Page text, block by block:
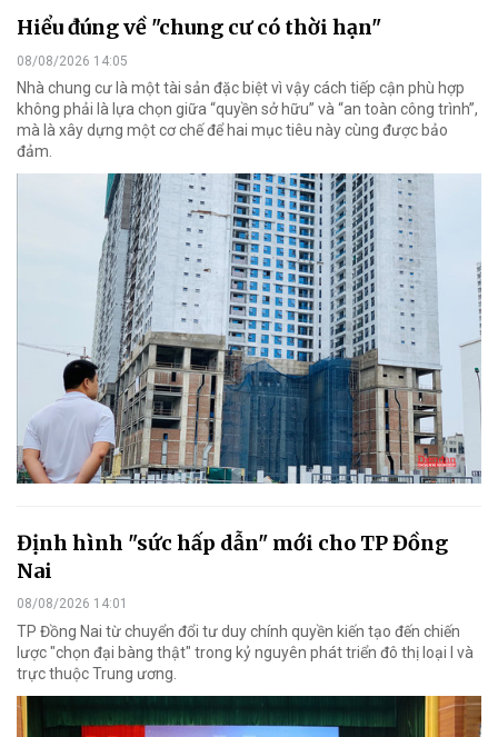
Hiểu đúng về "chung cư có thời hạn"
08/08/2026 14:05
Nhà chung cư là một tài sản đặc biệt vì vậy cách tiếp cận phù hợp
không phải là lựa chọn giữa “quyền sở hữu” và “an toàn công trình”,
mà là xây dựng một cơ chế để hai mục tiêu này cùng được bảo
đảm.
Định hình "sức hấp dẫn" mới cho TP Đồng
Nai
08/08/2026 14:01
TP Đồng Nai từ chuyển đổi tư duy chính quyền kiến tạo đến chiến
lược "chọn đại bàng thật" trong kỷ nguyên phát triển đô thị loại I và
trực thuộc Trung ương.